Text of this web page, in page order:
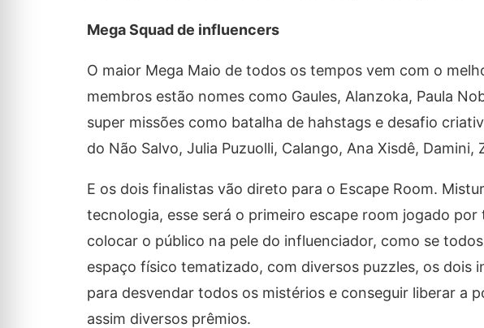
Mega Squad de influencers
O maior Mega Maio de todos os tempos vem com o
membros estão nomes como Gaules, Alanzoka, Paula
super missões como batalha de hahstags e desafio
do Não Salvo, Julia Puzuolli, Calango, Ana Xisdê, Damini,
E os dois finalistas vão direto para o Escape Room.
tecnologia, esse será o primeiro escape room jogado
colocar o público na pele do influenciador, como se
espaço físico tematizado, com diversos puzzles, os dois
para desvendar todos os mistérios e conseguir liberar a
assim diversos prêmios.